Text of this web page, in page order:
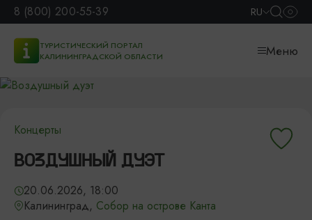
8 (800) 200-55-39 RU
ТУРИСТИЧЕСКИЙ ПОРТАЛ
КАЛИНИНГРАДСКОЙ ОБЛАСТИ
Меню
Концерты
ВОЗДУШНЫЙ ДУЭТ
20.06.2026, 18:00
Калининград, Собор на острове Канта